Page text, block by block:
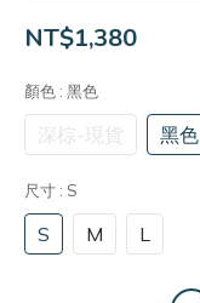
NT$1,380
顏色 : 黑色
深棕-現貨 黑色
尺寸 : S
S M L